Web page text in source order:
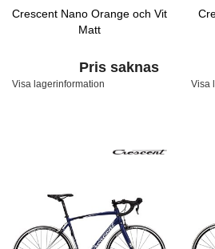
Crescent Nano Orange och Vit
Matt
Pris saknas
Visa lagerinformation Visa